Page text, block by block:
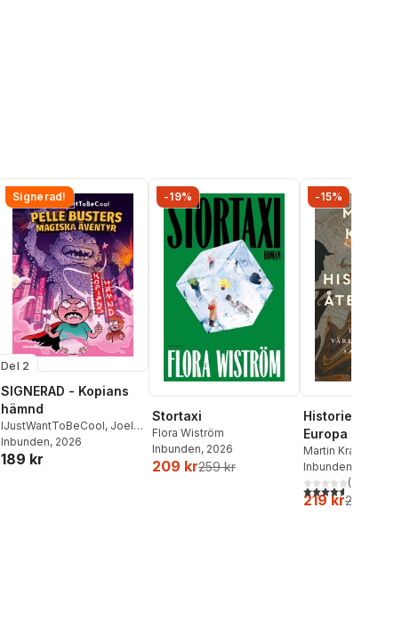
Signerad!
Del 2
SIGNERAD - Kopians
hämnd
IJustWantToBeCool, Joel
Adolphson,Emil Ejdemo
Beer ,Victor Beer
Inbunden, 2026
189 kr
-19%
Stortaxi
Flora Wiström
Inbunden, 2026
209 kr259 kr
-15%
Historiens
Europa och
sammanbrott
Martin Kragh
Inbunden
4,6utav 5(
219 kr259 kr